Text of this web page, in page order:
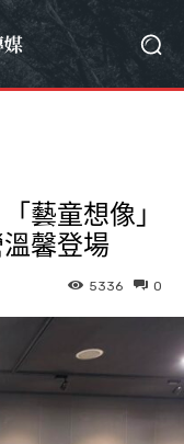
藝童想像」
馨登場
0
5336